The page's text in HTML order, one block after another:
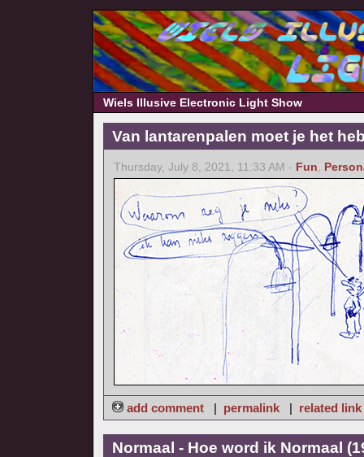
Wiels Illusive Electronic Light Show
Van lantarenpalen moet je het
Thursday, July 8, 2021, 11:33 AM - Fun,
add comment | permalink | related link
Normaal - Hoe word ik Normaal